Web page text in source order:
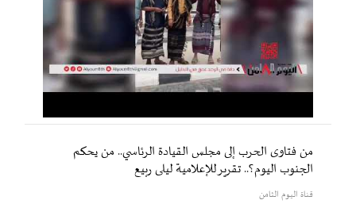
من فتاوى الحرب إلى مجلس القيادة الرئاسي.. من يحكم
الجنوب اليوم؟.. تقرير للإعلامية ليلى ربيع
قناة اليوم الثامن